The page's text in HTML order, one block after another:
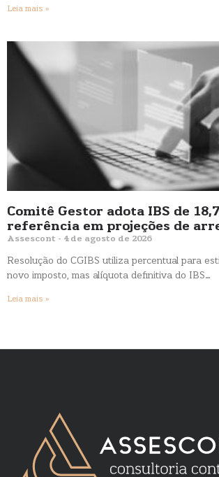
Leia mais »
Comitê Gestor adota IBS de
referência em projeções de
Assescont 4 de agosto de 2026
Resolução do CGIBS utiliza percentual para
novo imposto, mas alíquota definitiva do IBS…
Leia mais »